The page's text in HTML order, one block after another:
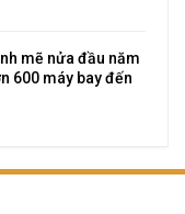
mẽ nửa đầu năm
600 máy bay đến